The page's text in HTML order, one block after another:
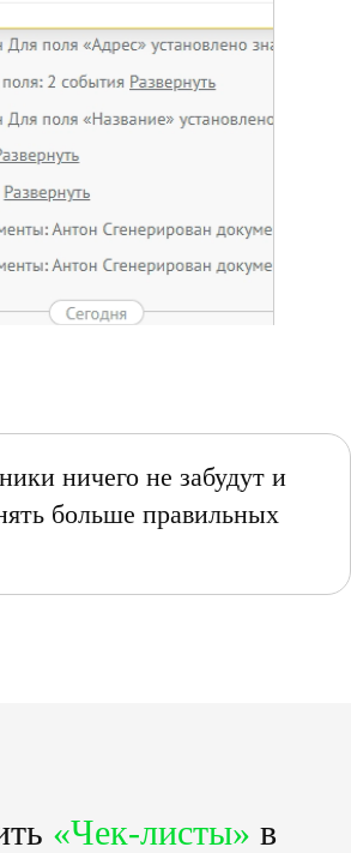
ВИДЖЕТ
ДЕМОНСТРАЦИЮ
партнерства
ничего не забудут и
больше правильных
«Чек-листы» в